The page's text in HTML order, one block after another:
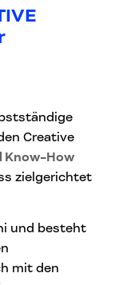
Creative
Know-How
zielgerichtet
und besteht
mit den